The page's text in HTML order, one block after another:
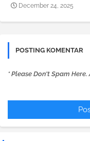
December 24, 2025
POSTING KOMENTAR
* Please Don't Spam